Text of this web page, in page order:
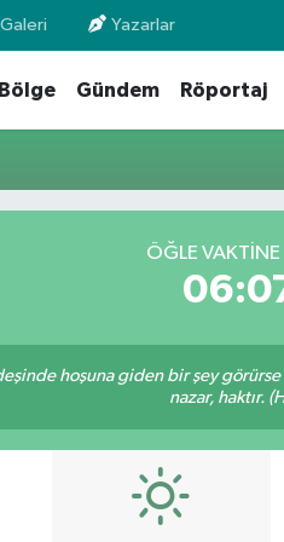
Yazarlar
Bölge Gündem Röportaj
ÖĞLE VAKTİNE
hoşuna giden bir şey
nazar, haktır.